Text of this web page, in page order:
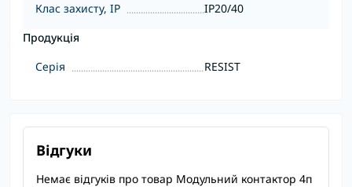
Клас захисту, IP
IP20/40
Продукція
Серія
RESIST
Відгуки
Немає відгуків про товар Модульний контактор 4п